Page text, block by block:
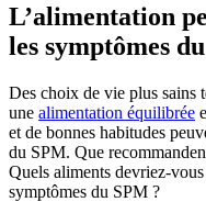
L’alimentation
les symptômes
Des choix de vie plus sains
une alimentation équilibrée
et de bonnes habitudes
du SPM. Que
Quels aliments devriez-
symptômes du SPM ?